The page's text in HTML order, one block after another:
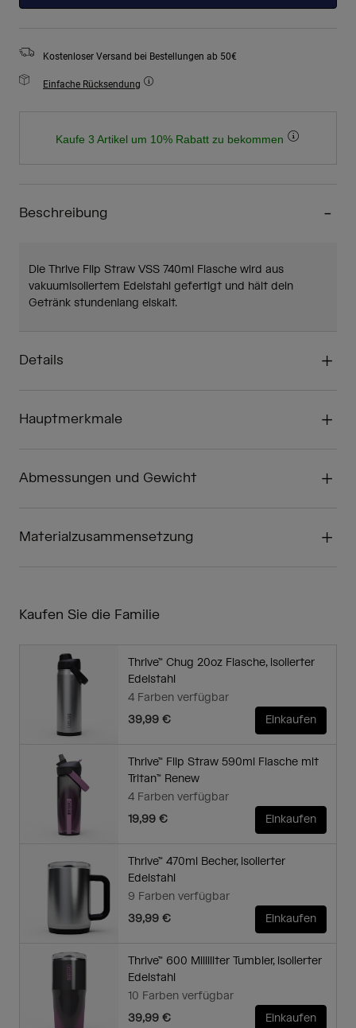
Kostenloser Versand bei Bestellungen ab 50€
Einfache Rücksendung
Kaufe 3 Artikel um 10% Rabatt zu bekommen
Beschreibung
Die Thrive Flip Straw VSS 740ml Flasche wird aus
vakuumisoliertem Edelstahl gefertigt und hält dein
Getränk stundenlang eiskalt.
Details
Hauptmerkmale
Abmessungen und Gewicht
Materialzusammensetzung
Kaufen Sie die Familie
Thrive™ Chug 20oz Flasche, isolierter
Edelstahl
4 Farben verfügbar
39,99 €
Einkaufen
Thrive™ Flip Straw 590ml Flasche mit
Tritan™ Renew
4 Farben verfügbar
19,99 €
Einkaufen
Thrive™ 470ml Becher, isolierter
Edelstahl
9 Farben verfügbar
39,99 €
Einkaufen
Thrive™ 600 Milliliter Tumbler, isolierter
Edelstahl
10 Farben verfügbar
39,99 €
Einkaufen